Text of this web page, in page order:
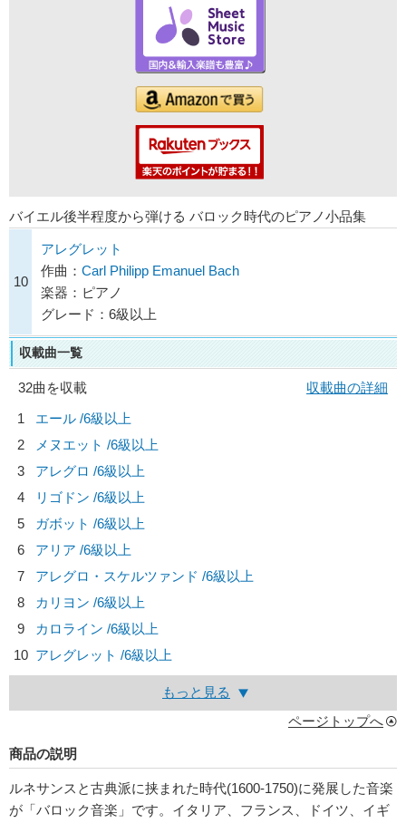
バイエル後半程度から弾ける バロック時代のピアノ小品集
10
アレグレット
作曲： Carl Philipp Emanuel Bach
楽器：ピアノ
グレード：6級以上
収載曲一覧
32曲を収載
収載曲の詳細
1
エール /6級以上
2
メヌエット /6級以上
3
アレグロ /6級以上
4
リゴドン /6級以上
5
ガボット /6級以上
6
アリア /6級以上
7
アレグロ・スケルツァンド /6級以上
8
カリヨン /6級以上
9
カロライン /6級以上
10 アレグレット /6級以上
もっと見る
ページトップへ
商品の説明
ルネサンスと古典派に挟まれた時代(1600-1750)に発展した音楽
が「バロック音楽」です。イタリア、フランス、ドイツ、イギ